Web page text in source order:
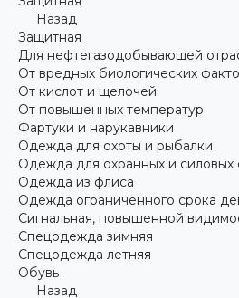
Назад
Защитная
Для нефтегазодобывающей
От вредных биологических
От кислот и щелочей
От повышенных температур
Фартуки и нарукавники
Одежда для охоты и рыбалки
Одежда для охранных и силовых
Одежда из флиса
Одежда ограниченного срока
Сигнальная, повышенной
Спецодежда зимняя
Спецодежда летняя
Обувь
Назад